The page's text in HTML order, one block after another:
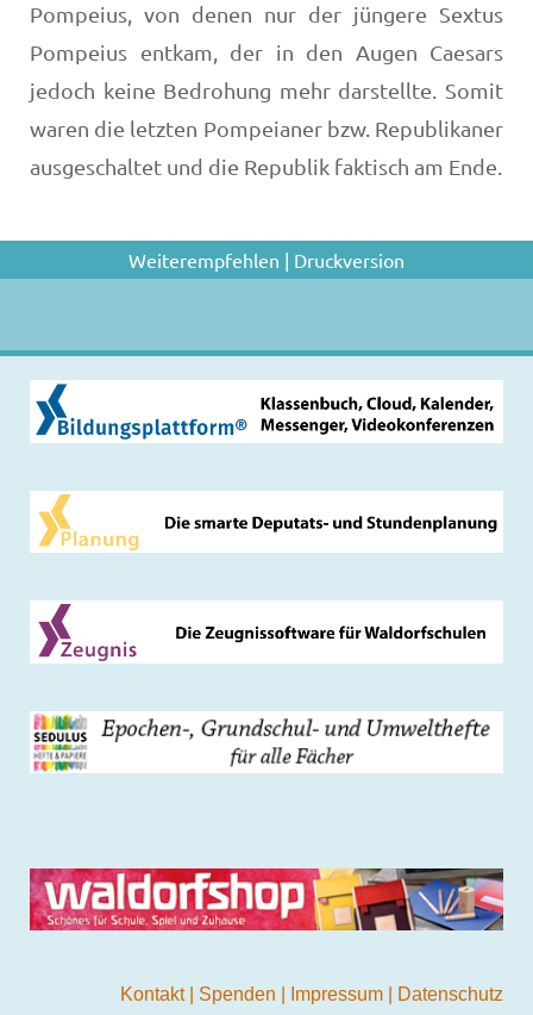
Pompeius, von denen nur der jüngere Sextus
Pompeius entkam, der in den Augen Caesars
jedoch keine Bedrohung mehr darstellte. Somit
waren die letzten Pompeianer bzw. Republikaner
ausgeschaltet und die Republik faktisch am Ende.
Weiterempfehlen | Druckversion
Kontakt Spenden Impressum Datenschutz